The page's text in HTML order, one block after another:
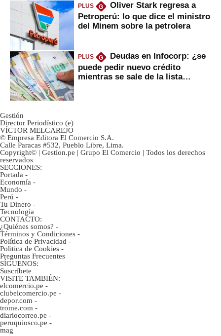
PLUS G
Oliver Stark regresa a
Petroperú: lo que dice el ministro
del Minem sobre la petrolera
PLUS G
Deudas en Infocorp: ¿se
puede pedir nuevo crédito
mientras se sale de la lista
Gestión
Director Periodístico (e)
VÍCTOR MELGAREJO
© Empresa Editora El Comercio S.A.
Calle Paracas #532, Pueblo Libre, Lima.
Copyright© | Gestion.pe | Grupo El Comercio | Todos los derechos
reservados
SECCIONES:
Portada -
Economía -
Mundo -
Perú -
Tu Dinero -
Tecnología
CONTACTO:
¿Quiénes somos? -
Términos y Condiciones -
Política de Privacidad -
Politica de Cookies -
Preguntas Frecuentes
SÍGUENOS:
Suscríbete
VISITE TAMBIÉN:
elcomercio.pe -
clubelcomercio.pe -
depor.com -
trome.com -
diariocorreo.pe -
peruquiosco.pe -
mag